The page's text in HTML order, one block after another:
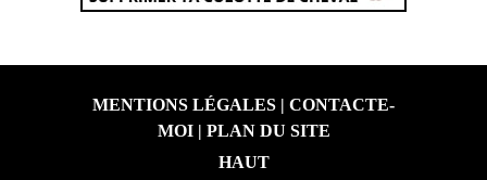
MENTIONS LÉGALES | CONTACTE-
MOI| PLAN DU SITE
HAUT